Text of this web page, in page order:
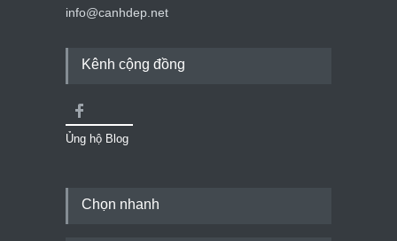
info@canhdep.net
Kênh cộng đồng
Ủng hộ Blog
Chọn nhanh